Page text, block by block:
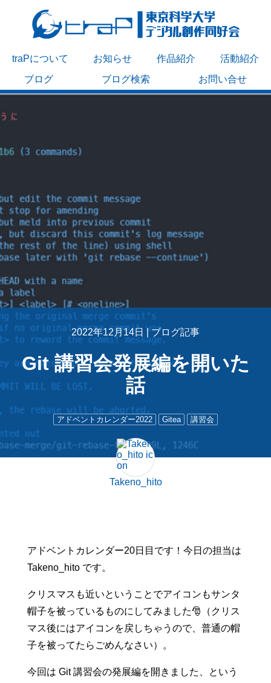
traPについて お知らせ 作品紹介
活動紹介
ブログ
ブログ検索 お問い合せ
2022年12月14日 |ブログ記事
Git 講習会発展編を開いた
話
アドベントカレンダー2022 Gitea 講習会
Takeno_hito
アドベントカレンダー20日目です！今日の担当は
Takeno_hito です。
クリスマスも近いということでアイコンもサンタ
帽子を被っているものにしてみました🎅（クリス
マス後にはアイコンを戻しちゃうので、普通の帽
子を被ってたらごめんなさい）。
今回は Git 講習会の発展編を開きました、という